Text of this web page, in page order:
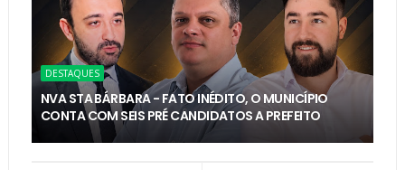
DESTAQUES
NVA STA BÁRBARA - FATO INÉDITO, O MUNICÍPIO
CONTA COM SEIS PRÉ CANDIDATOS A PREFEITO